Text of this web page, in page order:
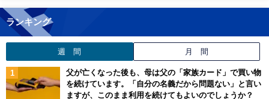
ランキング
週 間 月 間
父が亡くなった後も、母は父の「家族カード」で買い物
を続けています。「自分の名義だから問題ない」と言い
ますが、このまま利用を続けてもよいのでしょうか？